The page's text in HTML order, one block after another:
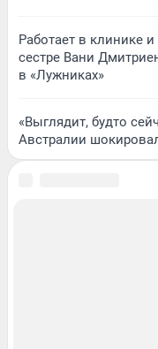
Работает в клинике
сестре Вани
в «Лужниках»
«Выглядит, будто
Австралии